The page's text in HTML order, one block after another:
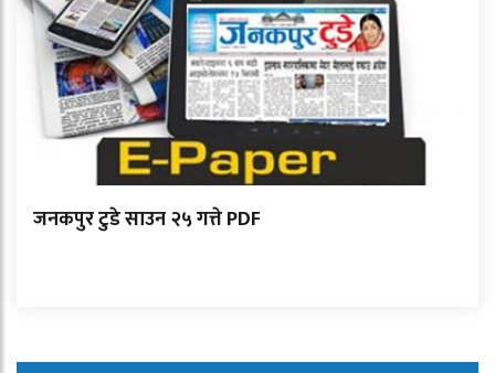
जनकपुर टुडे साउन २५ गत्ते PDF